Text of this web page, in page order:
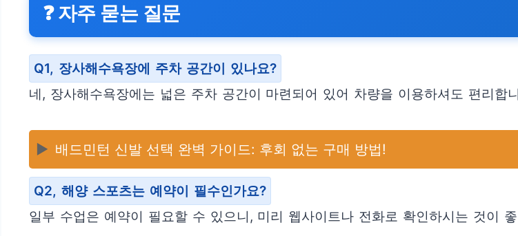
❓ 자주 묻는 질문
Q1, 장사해수욕장에 주차 공간이 있나요?
네, 장사해수욕장에는 넓은 주차 공간이 마련되어 있어 차량을 이용하셔도 편리합
▶️ 배드민턴 신발 선택 완벽 가이드: 후회 없는 구매 방법!
Q2, 해양 스포츠는 예약이 필수인가요?
일부 수업은 예약이 필요할 수 있으니, 미리 웹사이트나 전화로 확인하시는 것이